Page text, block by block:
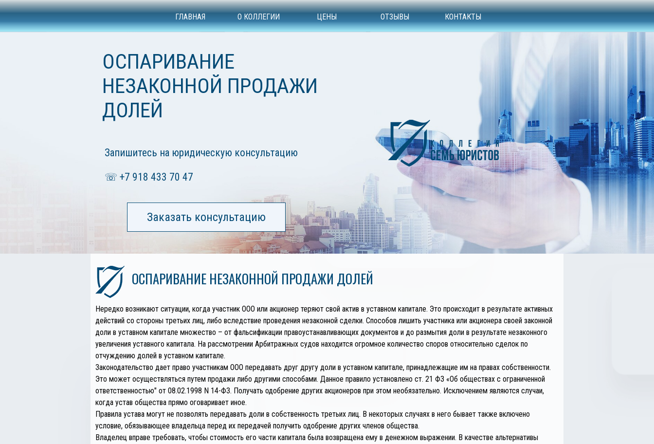
ГЛАВНАЯ О КОЛЛЕГИИ ЦЕНЫ ОТЗЫВЫ КОНТАКТЫ
ОСПАРИВАНИЕ
НЕЗАКОННОЙ ПРОДАЖИ
ДОЛЕЙ
Запишитесь на юридическую консультацию
☏ +7 918 433 70 47
Заказать консультацию
ОСПАРИВАНИЕ НЕЗАКОННОЙ ПРОДАЖИ ДОЛЕЙ
Нередко возникают ситуации, когда участник ООО или акционер теряют свой актив в уставном капитале. Это происходит в результате активных
действий со стороны третьих лиц, либо вследствие проведения незаконной сделки. Способов лишить участника или акционера своей законной
доли в уставном капитале множество – от фальсификации правоустанавливающих документов и до размытия доли в результате незаконного
увеличения уставного капитала. На рассмотрении Арбитражных судов находится огромное количество споров относительно сделок по
отчуждению долей в уставном капитале.
Законодательство дает право участникам ООО передавать друг другу доли в уставном капитале, принадлежащие им на правах собственности.
Это может осуществляться путем продажи либо другими способами. Данное правило установлено ст. 21 ФЗ «Об обществах с ограниченной
ответственностью" от 08.02.1998 N 14-ФЗ. Получать одобрение других акционеров при этом необязательно. Исключением являются случаи,
когда устав общества прямо оговаривает иное.
Правила устава могут не позволять передавать доли в собственность третьих лиц. В некоторых случаях в него бывает также включено
условие, обязывающее владельца перед их передачей получить одобрение других членов общества.
Владелец вправе требовать, чтобы стоимость его части капитала была возвращена ему в денежном выражении. В качестве альтернативы